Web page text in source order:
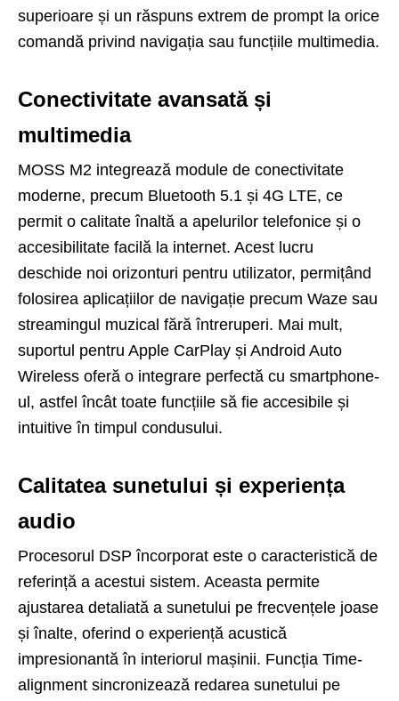
superioare și un răspuns extrem de prompt la orice
comandă privind navigația sau funcțiile multimedia.
Conectivitate avansată și
multimedia
MOSS M2 integrează module de conectivitate
moderne, precum Bluetooth 5.1 și 4G LTE, ce
permit o calitate înaltă a apelurilor telefonice și o
accesibilitate facilă la internet. Acest lucru
deschide noi orizonturi pentru utilizator, permițând
folosirea aplicațiilor de navigație precum Waze sau
streamingul muzical fără întreruperi. Mai mult,
suportul pentru Apple CarPlay și Android Auto
Wireless oferă o integrare perfectă cu smartphone-
ul, astfel încât toate funcțiile să fie accesibile și
intuitive în timpul condusului.
Calitatea sunetului și experiența
audio
Procesorul DSP încorporat este o caracteristică de
referință a acestui sistem. Aceasta permite
ajustarea detaliată a sunetului pe frecvențele joase
și înalte, oferind o experiență acustică
impresionantă în interiorul mașinii. Funcția Time-
alignment sincronizează redarea sunetului pe